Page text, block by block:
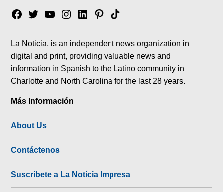
Facebook
TwitterYouTubeInstagram
LinkedinPinterest
Tik
La Noticia, is an independent news organization in
digital and print, providing valuable news and
information in Spanish to the Latino community in
Charlotte and North Carolina for the last 28 years.
Más Información
About Us
Contáctenos
Suscríbete a La Noticia Impresa